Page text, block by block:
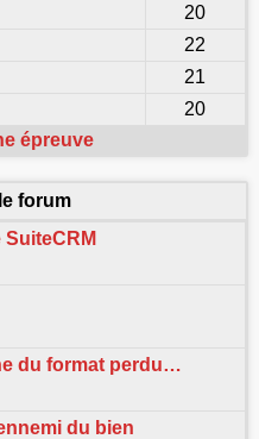
20
22
21
20
épreuve
forum
du format perdu…
du bien